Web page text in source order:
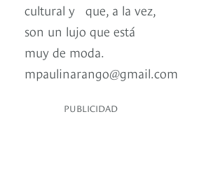
cultural y que, a la vez,
son un lujo que está
muy de moda.
mpaulinarango@gmail.com
PUBLICIDAD